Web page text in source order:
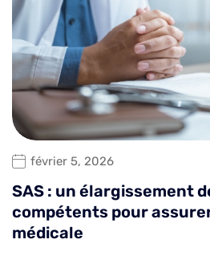
février 5, 2026
SAS : un élargissement
compétents pour
médicale